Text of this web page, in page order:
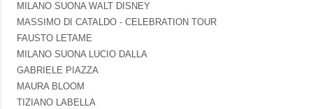
MILANO SUONA WALT DISNEY
MASSIMO DI CATALDO - CELEBRATION TOUR
FAUSTO LETAME
MILANO SUONA LUCIO DALLA
GABRIELE PIAZZA
MAURA BLOOM
TIZIANO LABELLA